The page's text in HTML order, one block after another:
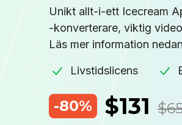
Unikt allt-i-ett Icecream
-konverterare, viktig
Läs mer information
Livstidslicens
-80% $131